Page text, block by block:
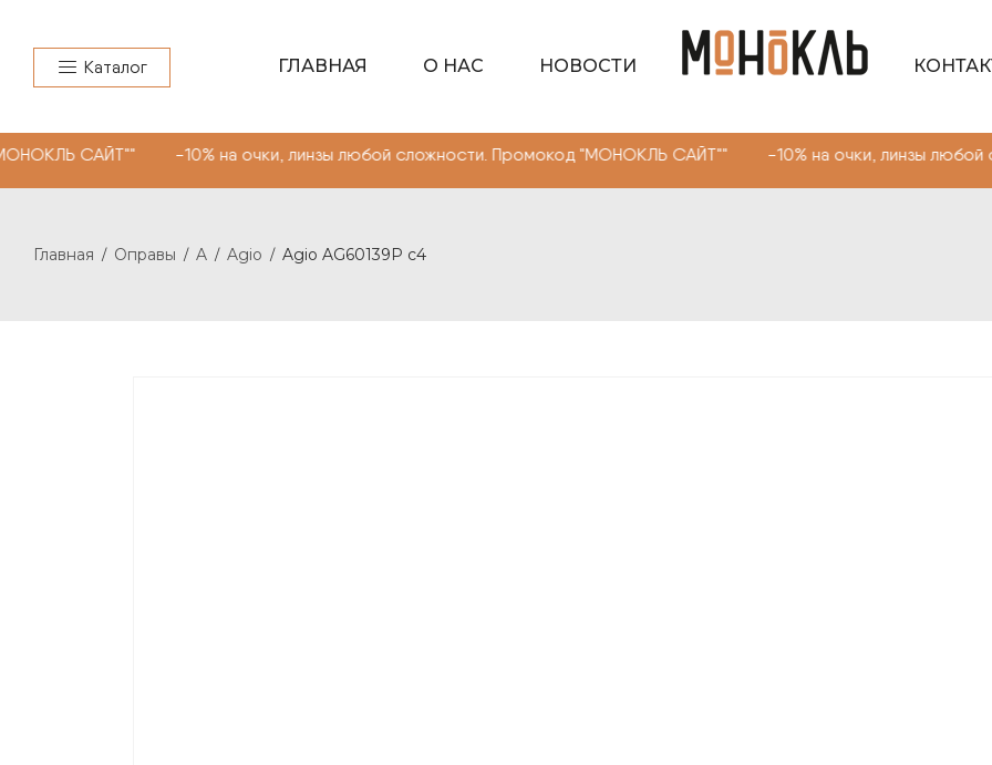
Каталог ГЛАВНАЯ О НАС НОВОСТИ
-10% на очки, линзы любой сложности. Промокод "МОНОКЛЬ САЙТ"" -10% на очки, линзы любой
Главная / Оправы / A / Agio / Agio AG60139P c4